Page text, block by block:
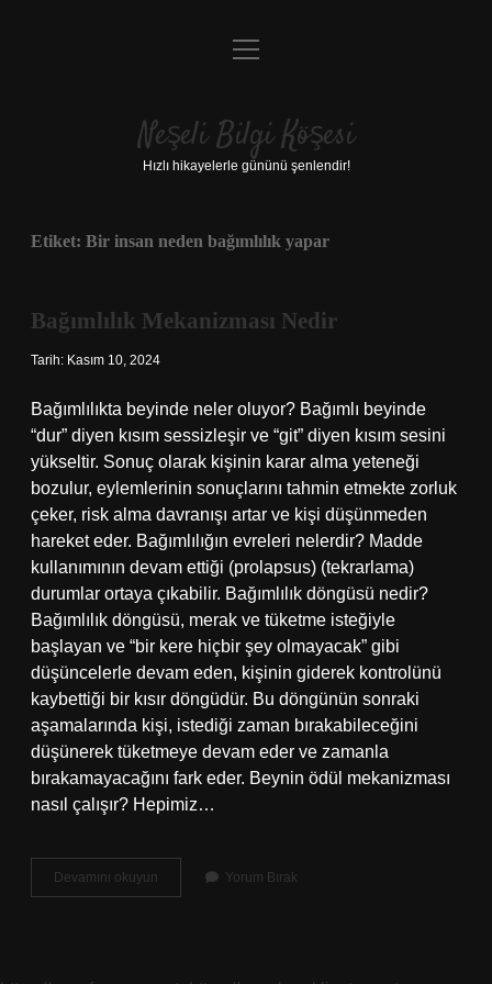
Anasayfa
Yasal Uyarı
menüyü
Neşeli Bilgi Köşesi
Hızlı hikayelerle gününü şenlendir!
Etiket: Bir insan neden bağımlılık yapar
Bağımlılık Mekanizması Nedir
Tarih: Kasım 10, 2024
Bağımlılıkta beyinde neler oluyor? Bağımlı beyinde
“dur” diyen kısım sessizleşir ve “git” diyen kısım sesini
yükseltir. Sonuç olarak kişinin karar alma yeteneği
bozulur, eylemlerinin sonuçlarını tahmin etmekte zorluk
çeker, risk alma davranışı artar ve kişi düşünmeden
hareket eder. Bağımlılığın evreleri nelerdir? Madde
kullanımının devam ettiği (prolapsus) (tekrarlama)
durumlar ortaya çıkabilir. Bağımlılık döngüsü nedir?
Bağımlılık döngüsü, merak ve tüketme isteğiyle
başlayan ve “bir kere hiçbir şey olmayacak” gibi
düşüncelerle devam eden, kişinin giderek kontrolünü
kaybettiği bir kısır döngüdür. Bu döngünün sonraki
aşamalarında kişi, istediği zaman bırakabileceğini
düşünerek tüketmeye devam eder ve zamanla
bırakamayacağını fark eder. Beynin ödül mekanizması
nasıl çalışır? Hepimiz…
Devamını okuyun Bağımlılık
Mekanizması
Yorum Bırak